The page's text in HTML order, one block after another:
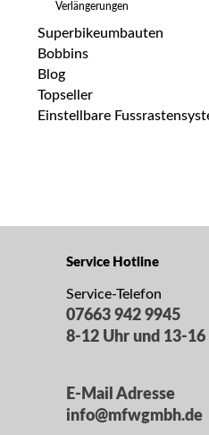
Verlängerungen
Superbikeumbauten
Bobbins
Blog
Topseller
Einstellbare
Service Hotline
Service-Telefon
07663 942 9945
8-12 Uhr und 13-16
E-Mail Adresse
info@mfwgmbh.de